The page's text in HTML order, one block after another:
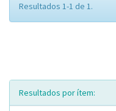
Resultados 1-1 de 1.
Resultados por ítem: